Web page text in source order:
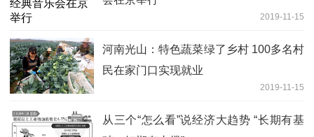
2019-11-15
河南光山：特色蔬菜绿了乡村 100多名村
民在家门口实现就业
2019-11-15
从三个“怎么看”说经济大趋势 “长期有基